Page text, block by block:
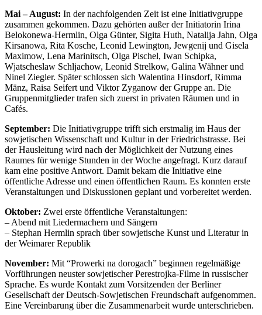
Mai – August: In der nachfolgenden Zeit ist eine Initiativgruppe
zusammen gekommen. Dazu gehörten außer der Initiatorin Irina
Belokonewa-Hermlin, Olga Günter, Sigita Huth, Natalija Jahn, Olga
Kirsanowa, Rita Kosche, Leonid Lewington, Jewgenij und Gisela
Maximow, Lena Marinitsch, Olga Pischel, Iwan Schipka,
Wjatscheslaw Schljachow, Leonid Strelkow, Galina Wähner und
Ninel Ziegler. Später schlossen sich Walentina Hinsdorf, Rimma
Mänz, Raisa Seifert und Viktor Zyganow der Gruppe an. Die
Gruppenmitglieder trafen sich zuerst in privaten Räumen und in
Cafés.
September: Die Initiativgruppe trifft sich erstmalig im Haus der
sowjetischen Wissenschaft und Kultur in der Friedrichstrasse. Bei
der Hausleitung wird nach der Möglichkeit der Nutzung eines
Raumes für wenige Stunden in der Woche angefragt. Kurz darauf
kam eine positive Antwort. Damit bekam die Initiative eine
öffentliche Adresse und einen öffentlichen Raum. Es konnten erste
Veranstaltungen und Diskussionen geplant und vorbereitet werden.
Oktober: Zwei erste öffentliche Veranstaltungen:
– Abend mit Liedermachern und Sängern
– Stephan Hermlin sprach über sowjetische Kunst und Literatur in
der Weimarer Republik
November: Mit “Prowerki na dorogach” beginnen regelmäßige
Vorführungen neuster sowjetischer Perestrojka-Filme in russischer
Sprache. Es wurde Kontakt zum Vorsitzenden der Berliner
Gesellschaft der Deutsch-Sowjetischen Freundschaft aufgenommen.
Eine Vereinbarung über die Zusammenarbeit wurde unterschrieben.